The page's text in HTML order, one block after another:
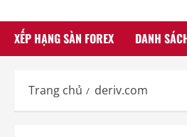
XẾP HẠNG SÀN FOREX DANH
Trang chủ deriv.com